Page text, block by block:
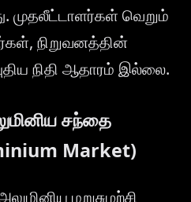
முதலீட்டாளர்கள் வெறும்
நிறுவனத்தின்
நிதி ஆதாரம் இல்லை.
சந்தை
Market)
மறுசுழற்சி